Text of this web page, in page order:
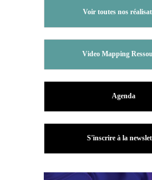
Voir toutes nos
Video Mapping
Agenda
S'inscrire à la